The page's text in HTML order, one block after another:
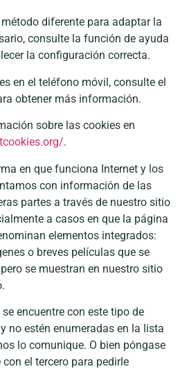
diferente para adaptar la
consulte la función de ayuda
la configuración correcta.
en el teléfono móvil, consulte el
obtener más información.
sobre las cookies en
.
en que funciona Internet y los
con información de las
partes a través de nuestro sitio
a casos en que la página
elementos integrados:
o breves películas que se
se muestran en nuestro sitio
encuentre con este tipo de
no estén enumeradas en la lista
lo comunique. O bien póngase
el tercero para pedirle